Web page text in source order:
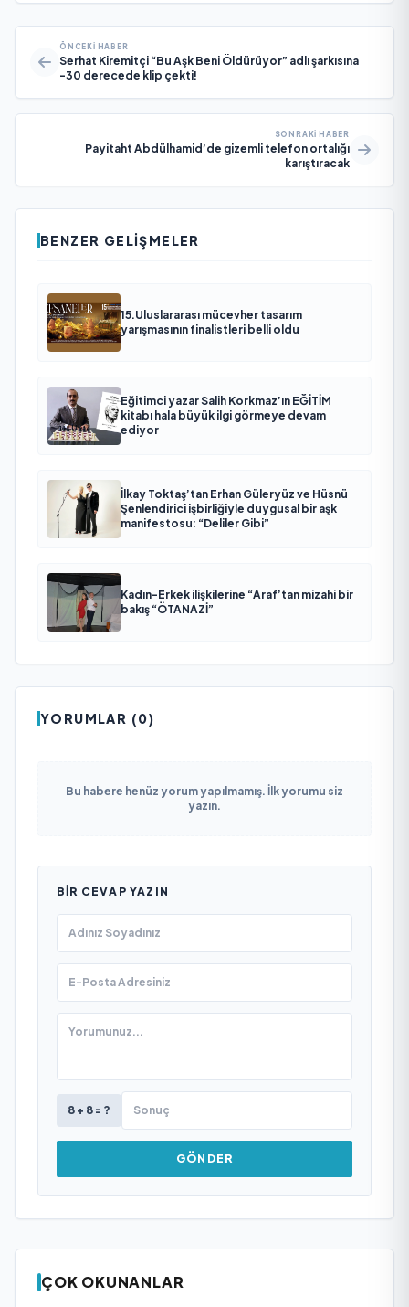
ÖNCEKI HABER
Serhat Kiremitçi “Bu Aşk Beni Öldürüyor” adlı şarkısına
-30 derecede klip çekti!
SONRAKI HABER
Payitaht Abdülhamid’de gizemli telefon ortalığı
karıştıracak
BENZER GELIŞMELER
15.Uluslararası mücevher tasarım
yarışmasının finalistleri belli oldu
Eğitimci yazar Salih Korkmaz’ın EĞİTİM
kitabı hala büyük ilgi görmeye devam
ediyor
İlkay Toktaş’tan Erhan Güleryüz ve Hüsnü
Şenlendirici işbirliğiyle duygusal bir aşk
manifestosu: “Deliler Gibi”
Kadın-Erkek ilişkilerine “Araf’tan mizahi bir
bakış “ÖTANAZİ”
YORUMLAR (0)
Bu habere henüz yorum yapılmamış. İlk yorumu siz
yazın.
BIR CEVAP YAZIN
8 + 8 = ?
GÖNDER
ÇOK OKUNANLAR